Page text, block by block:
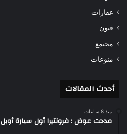
عقارات
فنون
مجتمع
منوعات
أحدث المقالات
منذ 8 ساعات
مدحت عوض : فرونتيرا أول سيارة أوبل 7 مقاعد في مصر